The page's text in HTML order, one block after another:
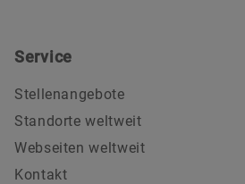
Service
Stellenangebote
Standorte weltweit
Webseiten weltweit
Kontakt